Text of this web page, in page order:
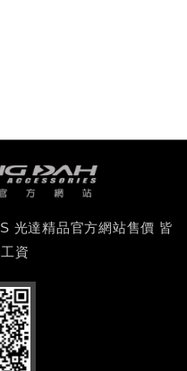
光達精品官方網站售價 皆
資